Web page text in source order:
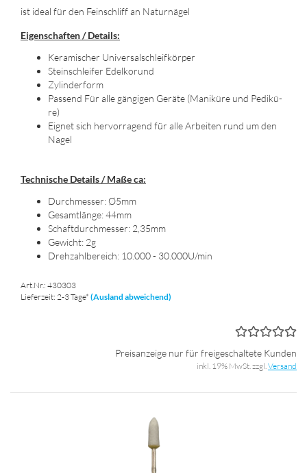
ist ideal für den Fein­schliff an Na­tur­nä­gel
Ei­gen­schaf­ten / De­tails:
Ke­ra­mi­scher Uni­ver­sal­schleif­kör­per
Stein­schlei­fer Edel­kor­und
Zy­lin­der­form
Pas­send Für alle gän­gi­gen Ge­rä­te (Ma­ni­kü­re und Pe­di­kü­
re)
Eig­net sich her­vor­ra­gend für alle Ar­bei­ten rund um den
Nagel
Tech­ni­sche De­tails / Maße ca:
Durch­mes­ser: Ø5mm
Ge­samt­län­ge: 44mm
Schaft­durch­mes­ser: 2,35mm
Ge­wicht: 2g
Dreh­zahl­be­reich: 10.000 - 30.000U/min
Art.Nr.: 430303
Lieferzeit: 2-3 Tage* (Ausland abweichend)
Preisanzeige nur für freigeschaltete Kunden
inkl. 19% MwSt. zzgl.Versand